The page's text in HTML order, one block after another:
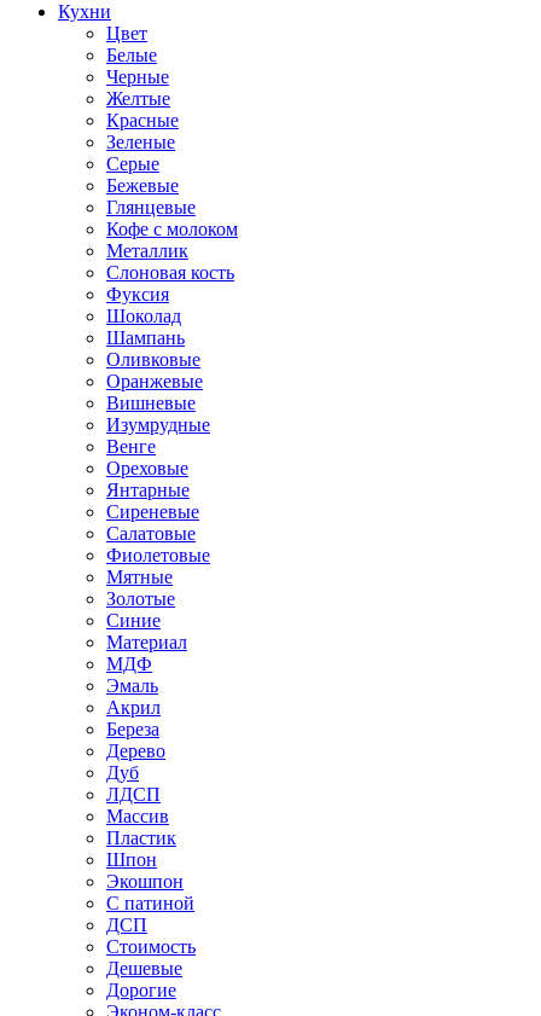
Кухни
Цвет
Белые
Черные
Желтые
Красные
Зеленые
Серые
Бежевые
Глянцевые
Кофе с молоком
Металлик
Слоновая кость
Фуксия
Шоколад
Шампань
Оливковые
Оранжевые
Вишневые
Изумрудные
Венге
Ореховые
Янтарные
Сиреневые
Салатовые
Фиолетовые
Мятные
Золотые
Синие
Материал
МДФ
Эмаль
Акрил
Береза
Дерево
Дуб
ЛДСП
Массив
Пластик
Шпон
Экошпон
С патиной
ДСП
Стоимость
Дешевые
Дорогие
Эконом-класс